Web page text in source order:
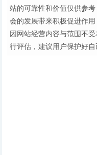
站的可靠性和价值仅供参
会的发展带来积极促进作
因网站经营内容与范围不
行评估，建议用户保护好自